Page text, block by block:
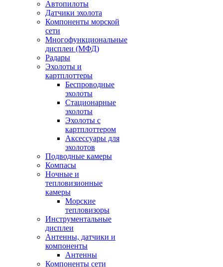
Автопилоты
Датчики эхолота
Компоненты морской
сети
Многофункциональные
дисплеи (МФД)
Радары
Эхолоты и
картплоттеры
Беспроводные
эхолоты
Стационарные
эхолоты
Эхолоты с
картплоттером
Аксессуары для
эхолотов
Подводные камеры
Компасы
Ночные и
тепловизионные
камеры
Морские
тепловизоры
Инструментальные
дисплеи
Антенны, датчики и
компоненты
Антенны
Компоненты сети